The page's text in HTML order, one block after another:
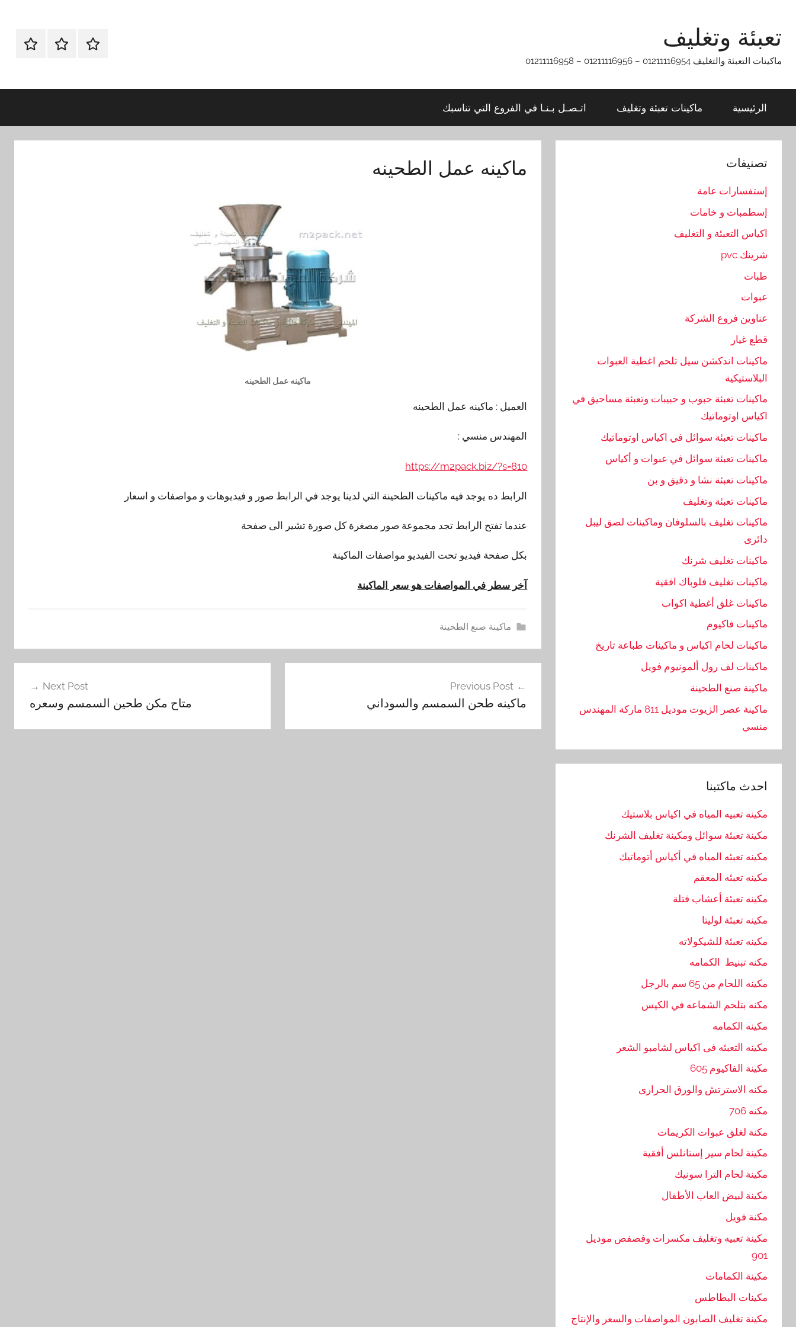
content
تعبئة وتغليف
ماكينات التعبئة والتغليف 01211116954 – 01211116956 – 01211116958
الرئيسيةماكينات اتـصـل
تناسبك
الرئيسية ماكينات تعبئة وتغليف اتـصـل بـنـا في الفروع التي تناسبك
ماكينه عمل الطحينه
ماكينه عمل الطحينه
العميل : ماكينه عمل الطحينه
المهندس منسي :
https://m2pack.biz/?s=810
الرابط ده يوجد فيه ماكينات الطحينة التي لدينا يوجد في الرابط صور و فيديوهات و مواصفات و اسعار
عندما تفتح الرابط تجد مجموعة صور مصغرة كل صورة تشير الى صفحة
بكل صفحة فيديو تحت الفيديو مواصفات الماكينة
آخر سطر في المواصفات هو سعر الماكينة
ماكينة صنع الطحينة
ط
ح
المقالات
Previous Post
ماكينه طحن السمسم والسوداني
Next Post
متاح مكن طحين السمسم وسعره
تصنيفات
إستفسارات عامة
إسطمبات و خامات
اكياس التعبئة و التغليف
شرينك pvc
طبات
عبوات
عناوين فروع الشركة
قطع غيار
ماكينات اندكشن سيل تلحم اغطية العبوات
البلاستيكية
ماكينات تعبئة حبوب و حبيبات وتعبئة مساحيق في
اكياس اوتوماتيك
ماكينات تعبئة سوائل في اكياس اوتوماتيك
ماكينات تعبئة سوائل في عبوات و أكياس
ماكينات تعبئة نشا و دقيق و بن
ماكينات تعبئة وتغليف
ماكينات تغليف بالسلوفان وماكينات لصق ليبل
دائرى
ماكينات تغليف شرنك
ماكينات تغليف فلوباك افقية
ماكينات غلق أغطية اكواب
ماكينات فاكيوم
ماكينات لحام اكياس و ماكينات طباعة تاريخ
ماكينات لف رول ألمونيوم فويل
ماكينة صنع الطحينة
ماكينة عصر الزيوت موديل 811 ماركة المهندس
منسي
احدث ماكتبنا
مكينه تعبيه المياه في اكياس بلاستيك
مكينة تعبئة سوائل ومكينة تغليف الشرنك
مكينه تعبئه المياه في أكياس أتوماتيك
مكينه تعبئه المعقم
مكينه تعبئة أعشاب فتلة
مكينه تعبئة لوليتا
مكينه تعبئة للشيكولاته
مكنه تبنيط الكمامه
مكينه اللحام من 65 سم بالرجل
مكنه بتلحم الشماعه في الكيس
مكينه الكمامه
مكينه التعبئه فى اكياس لشامبو الشعر
مكينة الفاكيوم 605
مكنه الاسترتش والورق الحرارى
مكنه 706
مكنة لغلق عبوات الكريمات
مكينة لحام سير إستانلس أفقية
مكينة لحام الترا سونيك
مكينة لبيض العاب الأطفال
مكنة فويل
مكينة تعبيه وتغليف مكسرات وفصفص موديل
901
مكينة الكمامات
مكينات البطاطس
مكينة تغليف الصابون المواصفات والسعر والإنتاج